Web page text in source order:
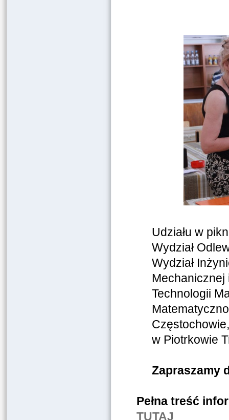
Udziału w
Wydział
Wydział
Mechanicznej
Technologii
w Piotrkowie
Zapraszamy
Pełna treść
TUTAJ